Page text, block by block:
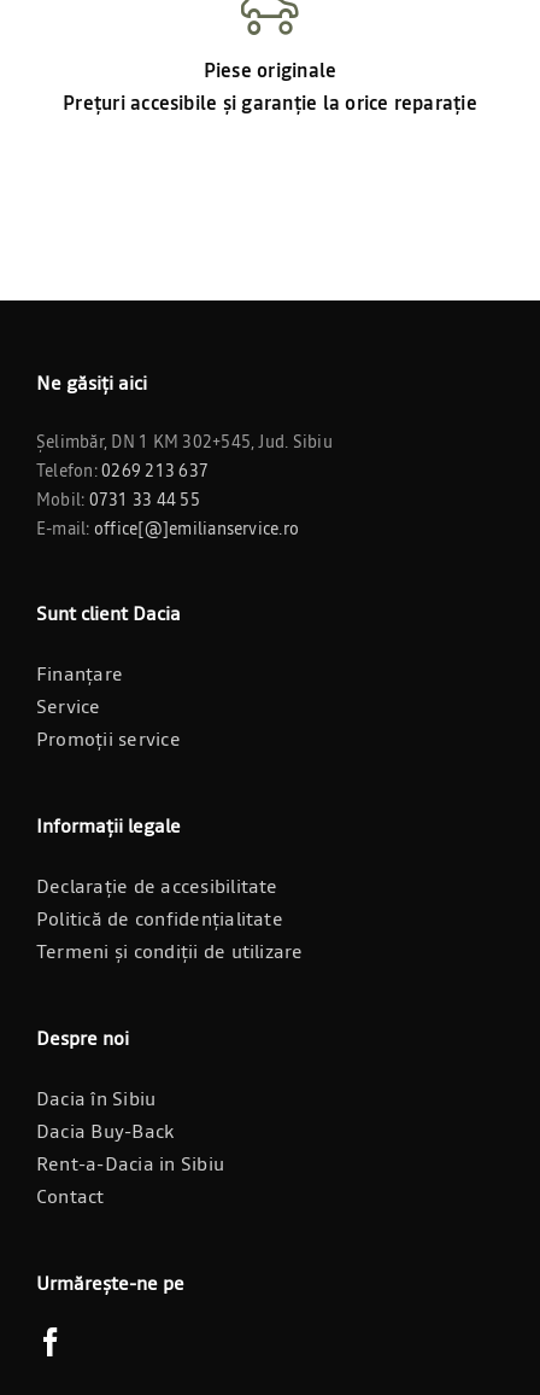
Piese originale
Prețuri accesibile și garanție la orice reparație
Ne găsiți aici
Șelimbăr, DN 1 KM 302+545, Jud. Sibiu
Telefon:0269 213 637
Mobil: 0731 33 44 55
E-mail: office[@]emilianservice.ro
Sunt client Dacia
Finanțare
Service
Promoții service
Informații legale
Declarație de accesibilitate
Politică de confidențialitate
Termeni și condiții de utilizare
Despre noi
Dacia în Sibiu
Dacia Buy-Back
Rent-a-Dacia in Sibiu
Contact
Urmărește-ne pe